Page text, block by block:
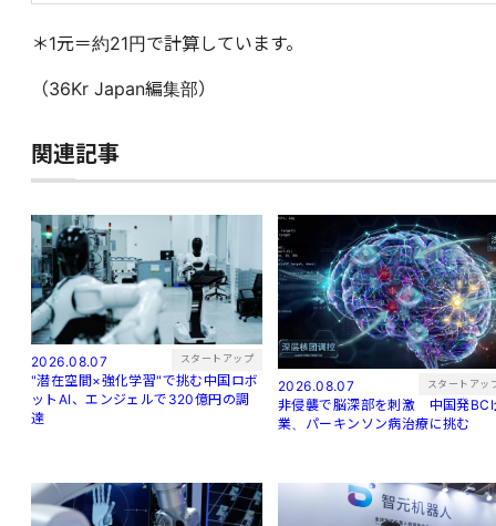
＊1元＝約21円で計算しています。
（36Kr Japan編集部）
関連記事
2026.08.07 スタートアップ
"潜在空間×強化学習"で挑む中国ロボ
ットAI、エンジェルで320億円の調
達
2026.08.07 スタートアッ
非侵襲で脳深部を刺激 中国発BCI
業、パーキンソン病治療に挑む